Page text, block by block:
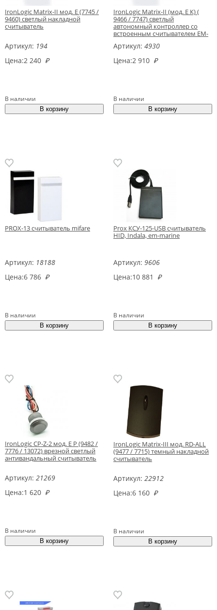
IronLogic Matrix-II мод. Е (7745 /
9460) светлый накладной
считыватель
Артикул: 194
Цена:2 240 ₽
В наличии
IronLogic Matrix-II (мод. E К) (
9466 / 7747) светлый
автономный контроллер со
встроенным считывателем EM-
Артикул: 4930
Цена:2 910 ₽
В наличии
PROX-13 считыватель mifare
Артикул: 18188
Цена:6 786 ₽
В наличии
Prox КСУ-125-USB считыватель
HID, Indala, em-marine
Артикул: 9606
Цена:10 881 ₽
В наличии
IronLogic CP-Z-2 мод. E P (9482 /
7776 / 13072) врезной светлый
антивандальный считыватель
Артикул: 21269
Цена:1 620 ₽
В наличии
IronLogic Matrix-III мод. RD-ALL
(9477 / 7715) темный накладной
считыватель
Артикул: 22912
Цена:6 160 ₽
В наличии